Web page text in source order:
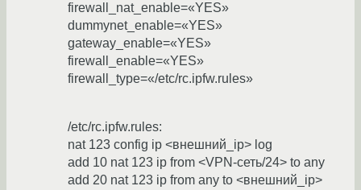
firewall_nat_enable=«YES»
dummynet_enable=«YES»
gateway_enable=«YES»
firewall_enable=«YES»
firewall_type=«/etc/rc.ipfw.rules»
/etc/rc.ipfw.rules:
nat 123 config ip <внешний_ip> log
add 10 nat 123 ip from <VPN-сеть/24> to any
add 20 nat 123 ip from any to <внешний_ip>